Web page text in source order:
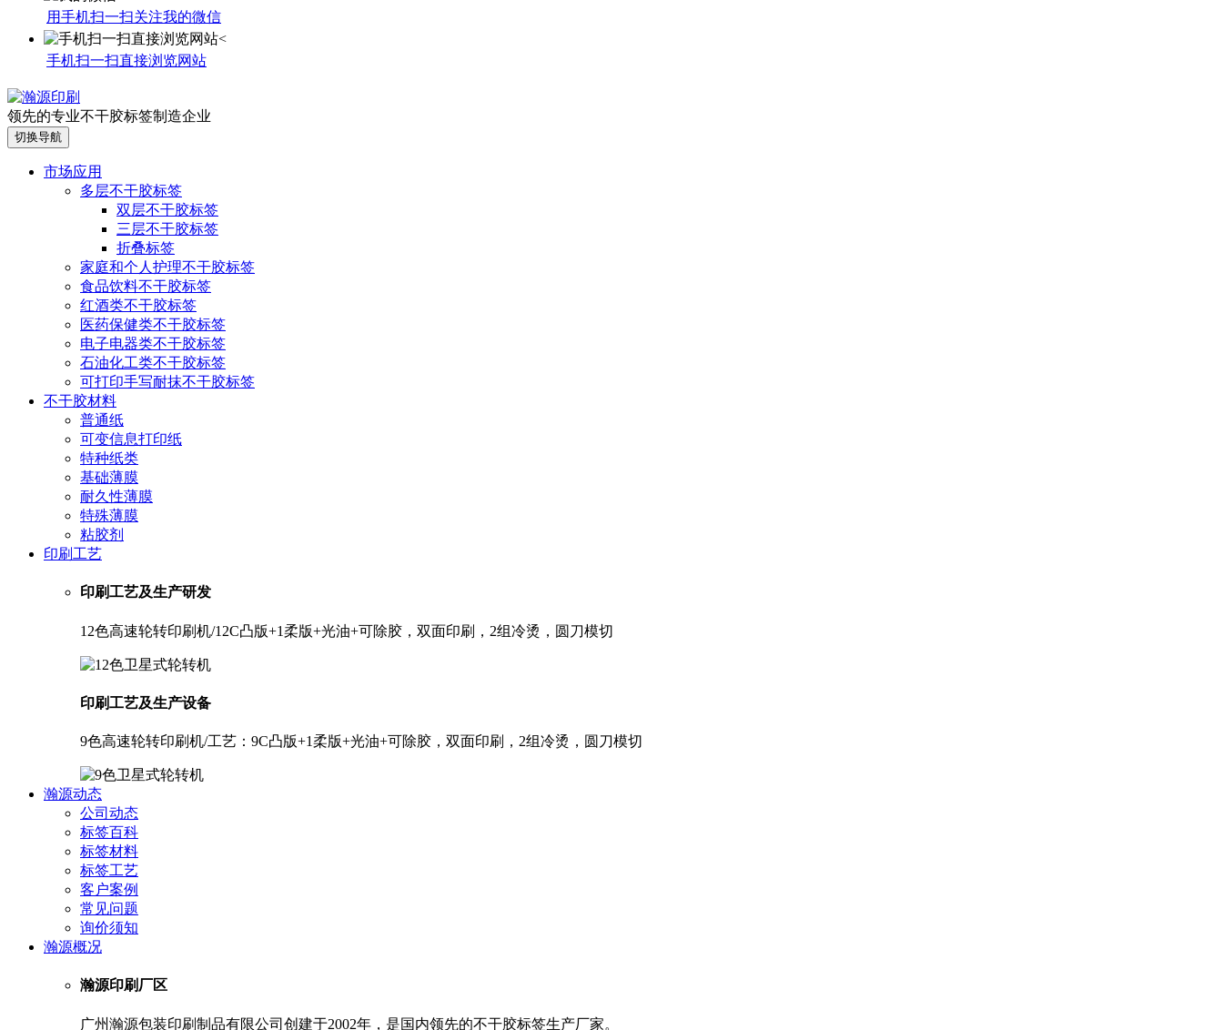
用手机扫一扫关注我的微信
手机扫一扫直接浏览网站
领先的专业不干胶标签制造企业
切换导航
市场应用
多层不干胶标签
双层不干胶标签
三层不干胶标签
折叠标签
家庭和个人护理不干胶标签
食品饮料不干胶标签
红酒类不干胶标签
医药保健类不干胶标签
电子电器类不干胶标签
石油化工类不干胶标签
可打印手写耐抹不干胶标签
不干胶材料
普通纸
可变信息打印纸
特种纸类
基础薄膜
耐久性薄膜
特殊薄膜
粘胶剂
印刷工艺
印刷工艺及生产研发
12色高速轮转印刷机/12C凸版+1柔版+光油+可除胶，双面印刷，2组冷烫，圆刀模切
印刷工艺及生产设备
9色高速轮转印刷机/工艺：9C凸版+1柔版+光油+可除胶，双面印刷，2组冷烫，圆刀模切
瀚源动态
公司动态
标签百科
标签材料
标签工艺
客户案例
常见问题
询价须知
瀚源概况
瀚源印刷厂区
广州瀚源包装印刷制品有限公司创建于2002年，是国内领先的不干胶标签生产厂家。